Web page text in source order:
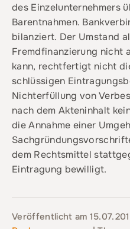
des Einzelunternehmers
Barentnahmen.
bilanziert. Der Umstand
Fremdfinanzierung nicht
kann, rechtfertigt nicht
schlüssigen
Nichterfüllung von
nach dem Akteninhalt
die Annahme einer
dem Rechtsmittel
Eintragung bewilligt.
Veröffentlicht am